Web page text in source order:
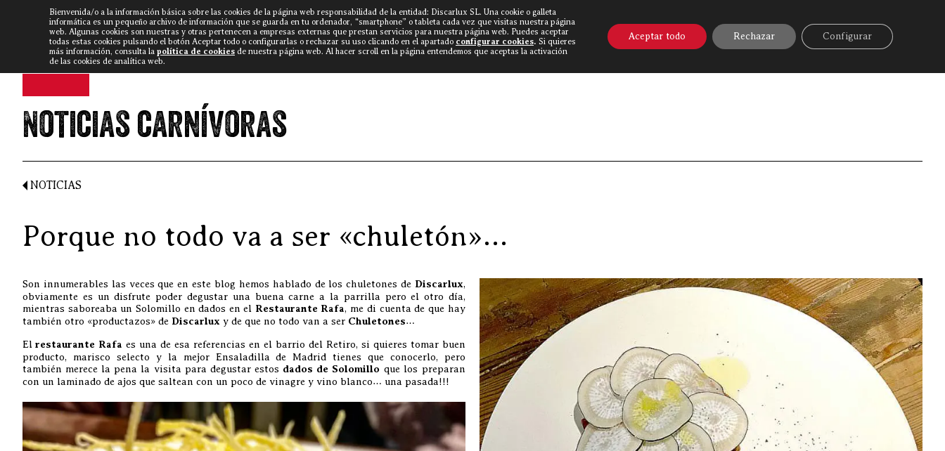
DISCARLUX▼ NOTICIAS VÍDEOS FISTERRA BOVINE WORLD▼ CONTACTO
Noticias carnívoras
NOTICIAS
Porque no todo va a ser «chuletón»…
Son innumerables las veces que en este blog hemos hablado de los chuletones de Discarlux,
obviamente es un disfrute poder degustar una buena carne a la parrilla pero el otro día,
mientras saboreaba un Solomillo en dados en el Restaurante Rafa, me di cuenta de que hay
también otro «productazos» de Discarlux y de que no todo van a ser Chuletones…
El restaurante Rafa es una de esa referencias en el barrio del Retiro, si quieres tomar buen
producto, marisco selecto y la mejor Ensaladilla de Madrid tienes que conocerlo, pero
también merece la pena la visita para degustar estos dados de Solomillo que los preparan
con un laminado de ajos que saltean con un poco de vinagre y vino blanco… una pasada!!!
Bienvenida/o a la información básica sobre las cookies de la página web responsabilidad de la entidad: Discarlux SL. Una cookie o galleta
informática es un pequeño archivo de información que se guarda en tu ordenador, “smartphone” o tableta cada vez que visitas nuestra página
web. Algunas cookies son nuestras y otras pertenecen a empresas externas que prestan servicios para nuestra página web. Puedes aceptar
todas estas cookies pulsando el botón Aceptar todo o configurarlas o rechazar su uso clicando en el apartado configurar cookies. Si quieres
más información, consulta la política de cookies de nuestra página web. Al hacer scroll en la página entendemos que aceptas la activación
de las cookies de analítica web.
Aceptar todo Rechazar Configurar